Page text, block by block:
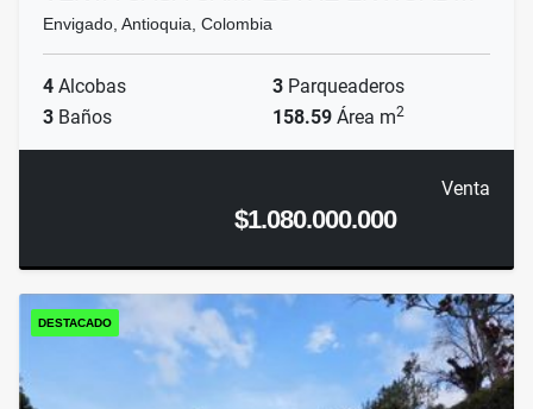
Envigado, Antioquia, Colombia
4 Alcobas 3 Parqueaderos
3 Baños 158.59 Área m2
Venta
$1.080.000.000
DESTACADO